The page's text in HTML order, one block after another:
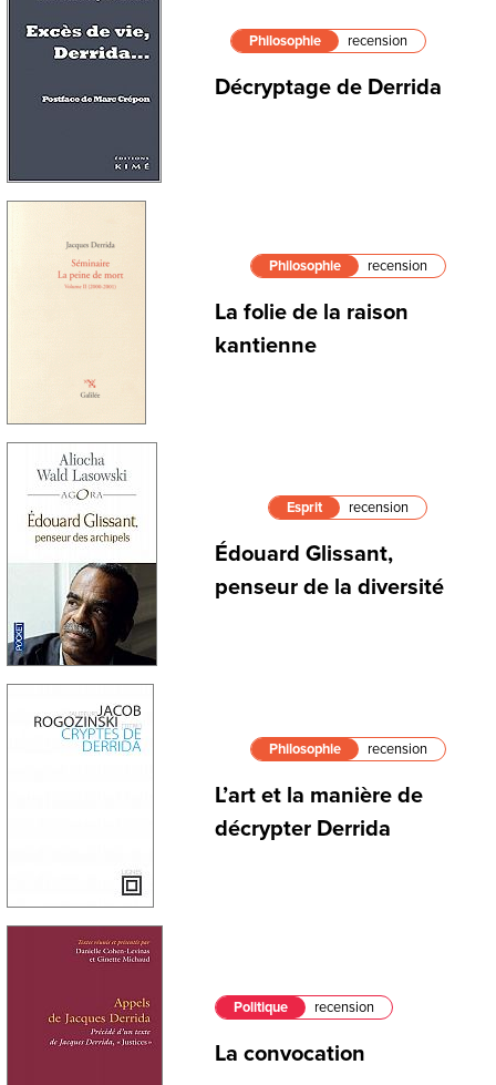
Philosophie recension
Décryptage de Derrida
Philosophie recension
La folie de la raison
kantienne
Esprit recension
Édouard Glissant,
penseur de la diversité
Philosophie recension
L’art et la manière de
décrypter Derrida
Politique recension
La convocation